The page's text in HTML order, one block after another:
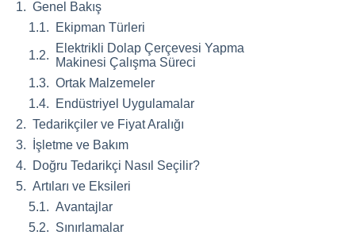
Genel Bakış
Ekipman Türleri
Elektrikli Dolap Çerçevesi Yapma
Makinesi Çalışma Süreci
Ortak Malzemeler
Endüstriyel Uygulamalar
Tedarikçiler ve Fiyat Aralığı
İşletme ve Bakım
Doğru Tedarikçi Nasıl Seçilir?
Artıları ve Eksileri
Avantajlar
Sınırlamalar